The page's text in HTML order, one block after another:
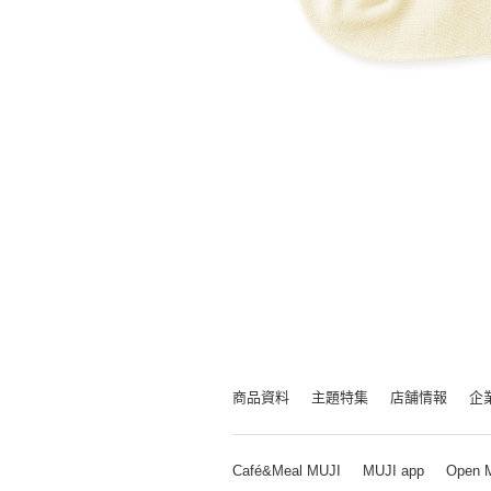
商品資料 主題特集 店舗情報 企
Café&Meal MUJI MUJI app Open